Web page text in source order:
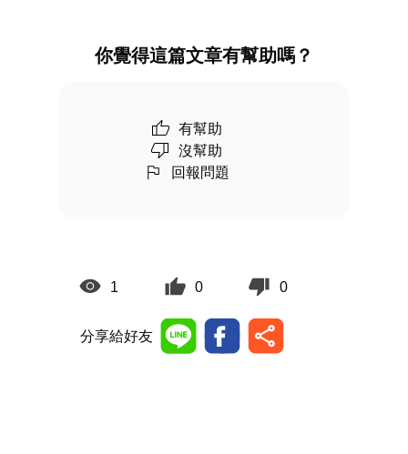
你覺得這篇文章有幫助嗎？
有幫助
沒幫助
回報問題
1 0 0
分享給好友